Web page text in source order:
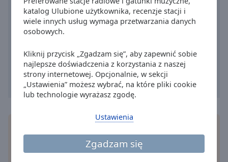
katalog Ulubione użytkownika, recenzje stacji i
wiele innych usług wymaga przetwarzania danych
osobowych.
Kliknij przycisk „Zgadzam się”, aby zapewnić sobie
najlepsze doświadczenia z korzystania z naszej
strony internetowej. Opcjonalnie, w sekcji
„Ustawienia” możesz wybrać, na które pliki cookie
lub technologie wyrażasz zgodę.
Zgadzam się
Ustawienia
dialog
window.
swego smartfonu i słuchaj uliubionę stacji radiowe
na żywo gdziekolwiek!